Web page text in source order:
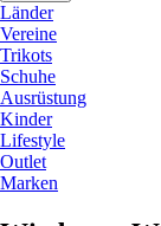
Länder
Vereine
Trikots
Schuhe
Ausrüstung
Kinder
Lifestyle
Outlet
Marken